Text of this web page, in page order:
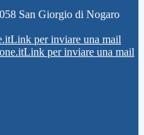
San Giorgio di Nogaro
Link per inviare una mail
Link per inviare una mail